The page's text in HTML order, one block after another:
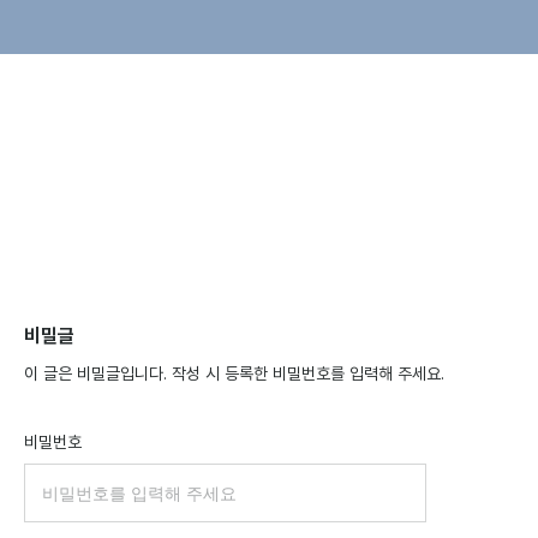
비밀글
이 글은 비밀글입니다. 작성 시 등록한 비밀번호를 입력해 주세요.
비밀번호